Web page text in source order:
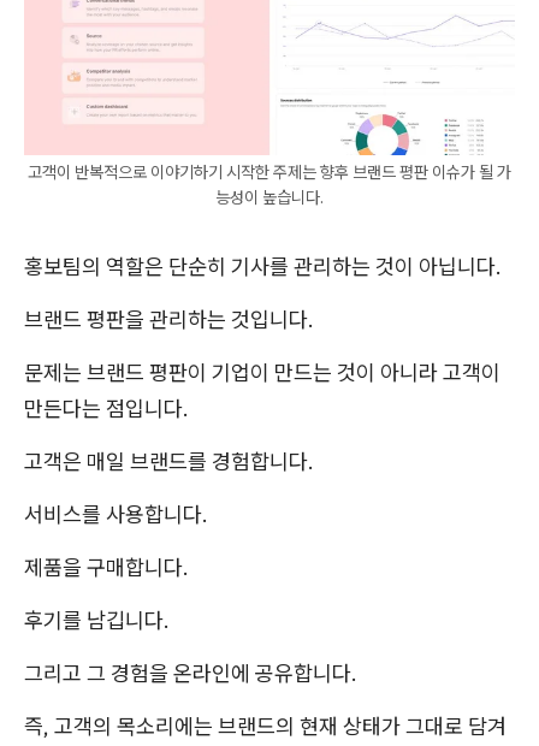
고객이 반복적으로 이야기하기 시작한 주제는 향후 브랜드 평판 이슈가 될 가
능성이 높습니다.
홍보팀의 역할은 단순히 기사를 관리하는 것이 아닙니다.
브랜드 평판을 관리하는 것입니다.
문제는 브랜드 평판이 기업이 만드는 것이 아니라 고객이
만든다는 점입니다.
고객은 매일 브랜드를 경험합니다.
서비스를 사용합니다.
제품을 구매합니다.
후기를 남깁니다.
그리고 그 경험을 온라인에 공유합니다.
즉, 고객의 목소리에는 브랜드의 현재 상태가 그대로 담겨